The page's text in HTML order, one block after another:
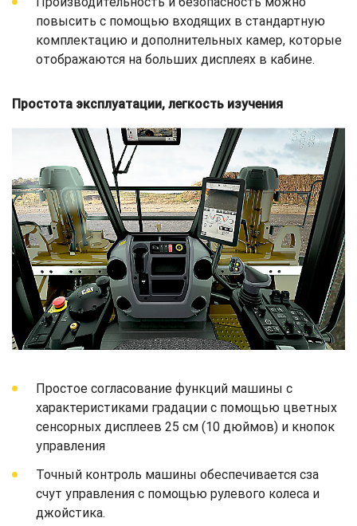
повысить с помощью входящих в стандартную
комплектацию и дополнительных камер, которые
отображаются на больших дисплеях в кабине.
Простота эксплуатации, легкость изучения
Простое согласование функций машины с
характеристиками градации с помощью цветных
сенсорных дисплеев 25 см (10 дюймов) и кнопок
управления
Точный контроль машины обеспечивается сза
счут управления с помощью рулевого колеса и
джойстика.